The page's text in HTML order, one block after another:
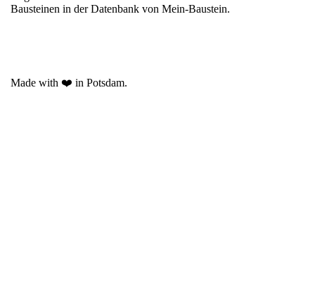
Bausteinen in der Datenbank von Mein-Baustein.
Made with ❤️ in Potsdam.